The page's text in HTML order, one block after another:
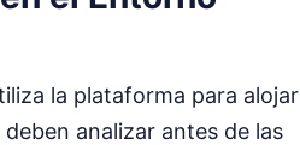
la plataforma para alojar
analizar antes de las